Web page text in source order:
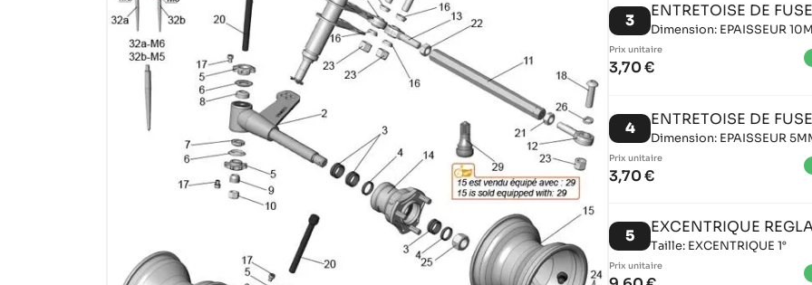
3 ENTRETOISE DE
Dimension: EPAISSEUR
Prix ​​unitaire
3,70 €
4 ENTRETOISE DE
Dimension: EPAISSEUR
Prix ​​unitaire
3,70 €
5 EXCENTRIQUE
Taille: EXCENTRIQUE 1°
Prix ​​unitaire